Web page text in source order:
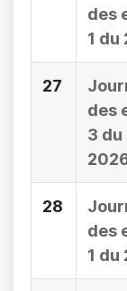
des
1
27
des
3
28
des
1